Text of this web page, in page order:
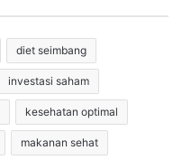
diet seimbang
investasi saham
kesehatan optimal
makanan sehat